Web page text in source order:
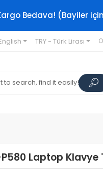
Bedava! (Bayiler için
TRY - Türk Lirası
P580 Laptop Klavye